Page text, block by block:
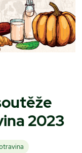
2023